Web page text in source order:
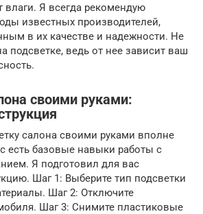
влаги. Я всегда рекомендую
известных производителей,
в их качестве и надежности. Не
подсветке, ведь от нее зависит ваш
своими руками:
салона своими руками вполне
есть базовые навыки работы с
Я подготовил для вас
Шаг 1: Выберите тип подсветки
Шаг 2: Отключите
Шаг 3: Снимите пластиковые